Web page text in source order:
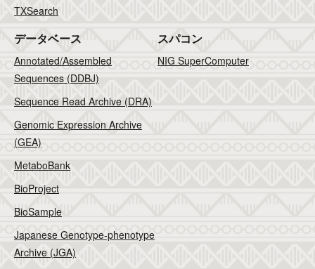
TXSearch
データベース
Annotated/Assembled
Sequences (DDBJ)
Sequence Read Archive (DRA)
Genomic Expression Archive
(GEA)
MetaboBank
BioProject
BioSample
Japanese Genotype-phenotype
Archive (JGA)
スパコン
NIG SuperComputer